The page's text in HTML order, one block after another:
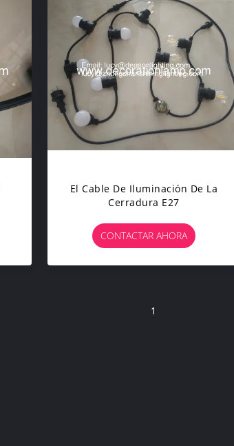
El Cable De Iluminación De La
Cerradura E27
CONTACTAR AHORA
1